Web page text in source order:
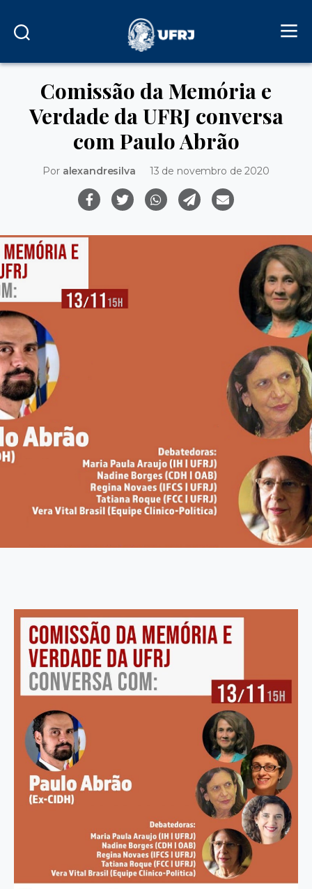
Comissão da Memória e
Verdade da UFRJ conversa
com Paulo Abrão
Por alexandresilva 13 de novembro de 2020